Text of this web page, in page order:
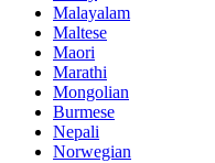
Malayalam
Maltese
Maori
Marathi
Mongolian
Burmese
Nepali
Norwegian